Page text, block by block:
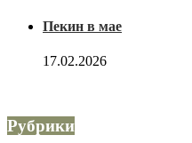
Пекин в мае
17.02.2026
Рубрики